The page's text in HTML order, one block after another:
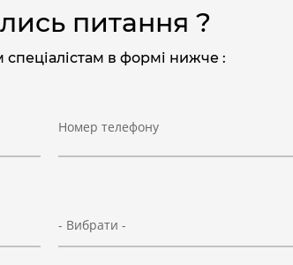
питання ?
спеціалістам в формі нижче :
Номер телефону
- Вибрати -